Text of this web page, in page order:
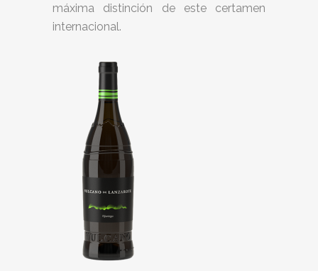
máxima distinción de este certamen
internacional.